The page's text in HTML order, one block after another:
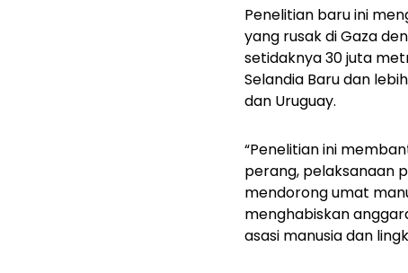
Penelitian baru ini
yang rusak di Gaza
setidaknya 30 juta
Selandia Baru dan
dan Uruguay.
“Penelitian ini
perang, pelaksanaan
mendorong umat
menghabiskan
asasi manusia dan